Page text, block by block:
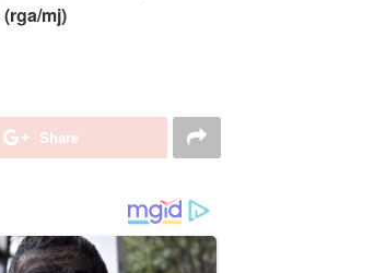
(rga/mj)
Share